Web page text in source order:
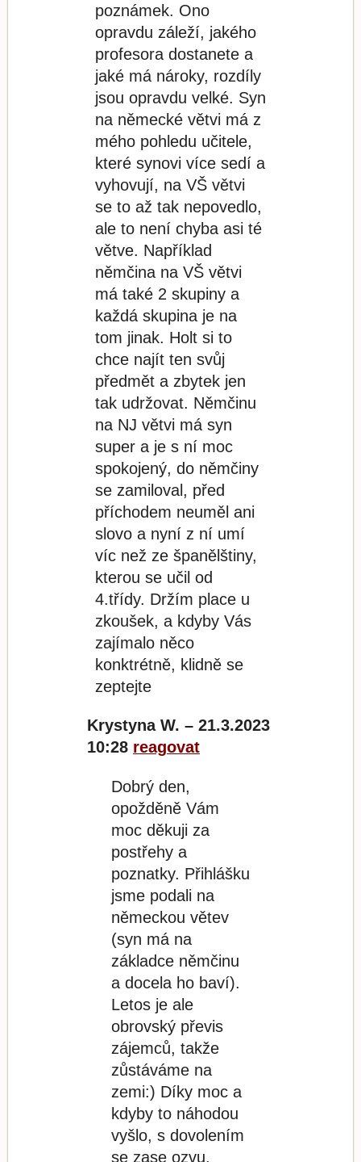
poznámek. Ono
opravdu záleží, jakého
profesora dostanete a
jaké má nároky, rozdíly
jsou opravdu velké. Syn
na německé větvi má z
mého pohledu učitele,
které synovi více sedí a
vyhovují, na VŠ větvi
se to až tak nepovedlo,
ale to není chyba asi té
větve. Například
němčina na VŠ větvi
má také 2 skupiny a
každá skupina je na
tom jinak. Holt si to
chce najít ten svůj
předmět a zbytek jen
tak udržovat. Němčinu
na NJ větvi má syn
super a je s ní moc
spokojený, do němčiny
se zamiloval, před
příchodem neuměl ani
slovo a nyní z ní umí
víc než ze španělštiny,
kterou se učil od
4.třídy. Držím place u
zkoušek, a kdyby Vás
zajímalo něco
konktrétně, klidně se
zeptejte
Krystyna W. – 21.3.2023
10:28 reagovat
Dobrý den,
opožděně Vám
moc děkuji za
postřehy a
poznatky. Přihlášku
jsme podali na
německou větev
(syn má na
základce němčinu
a docela ho baví).
Letos je ale
obrovský převis
zájemců, takže
zůstáváme na
zemi:) Díky moc a
kdyby to náhodou
vyšlo, s dovolením
se zase ozvu.